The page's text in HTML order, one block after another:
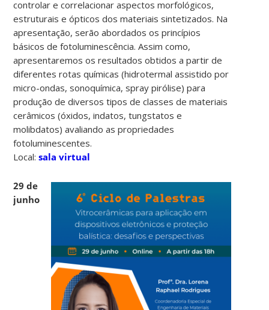
controlar e correlacionar aspectos morfológicos,
estruturais e ópticos dos materiais sintetizados. Na
apresentação, serão abordados os princípios
básicos de fotoluminescência. Assim como,
apresentaremos os resultados obtidos a partir de
diferentes rotas químicas (hidrotermal assistido por
micro-ondas, sonoquímica, spray pirólise) para
produção de diversos tipos de classes de materiais
cerâmicos (óxidos, indatos, tungstatos e
molibdatos) avaliando as propriedades
fotoluminescentes.
Local:sala virtual
29 de
junho